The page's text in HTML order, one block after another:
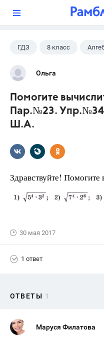
ГДЗ 8 класс
Ольга
Помогите
Пар.№23.
Ш.А.
Здравствуйте! Помогите
30 мая 2017
1 ответ
ОТВЕТЫ 1
Маруся Филатова